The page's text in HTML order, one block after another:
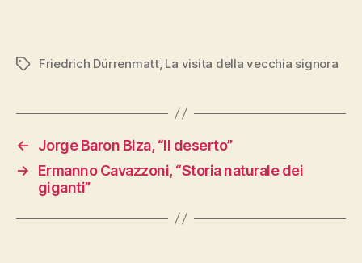
TagsFriedrich Dürrenmatt, La visita della vecchia signora
←
Jorge Baron Biza, “Il deserto”
→
Ermanno Cavazzoni, “Storia naturale dei
giganti”